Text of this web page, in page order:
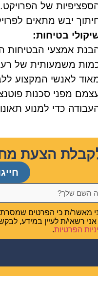
של
יבש מתאים
בטיחות:
אמצעי הבטיחות
משמעותית של
לאנשי המקצוע
מפני סכנות
כדי למנוע
הצעת
מאשר/ת כי הפרטים שמסרתי
אני רשאי/ת לעיין במידע,
הפרטיות.